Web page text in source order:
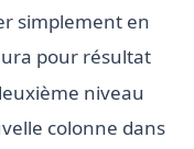
simplement en
pour résultat
niveau
colonne dans